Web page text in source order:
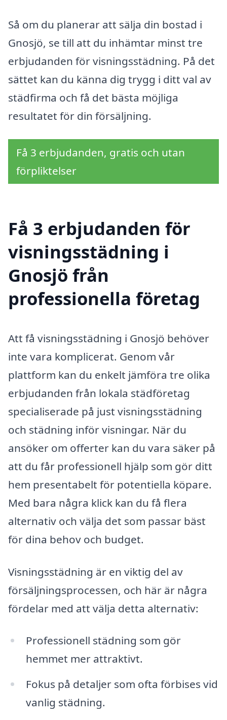
Så om du planerar att sälja din bostad i
Gnosjö, se till att du inhämtar minst tre
erbjudanden för visningsstädning. På det
sättet kan du känna dig trygg i ditt val av
städfirma och få det bästa möjliga
resultatet för din försäljning.
Få 3 erbjudanden, gratis och utan
förpliktelser
Få 3 erbjudanden för
visningsstädning i
Gnosjö från
professionella företag
Att få visningsstädning i Gnosjö behöver
inte vara komplicerat. Genom vår
plattform kan du enkelt jämföra tre olika
erbjudanden från lokala städföretag
specialiserade på just visningsstädning
och städning inför visningar. När du
ansöker om offerter kan du vara säker på
att du får professionell hjälp som gör ditt
hem presentabelt för potentiella köpare.
Med bara några klick kan du få flera
alternativ och välja det som passar bäst
för dina behov och budget.
Visningsstädning är en viktig del av
försäljningsprocessen, och här är några
fördelar med att välja detta alternativ:
Professionell städning som gör
hemmet mer attraktivt.
Fokus på detaljer som ofta förbises vid
vanlig städning.